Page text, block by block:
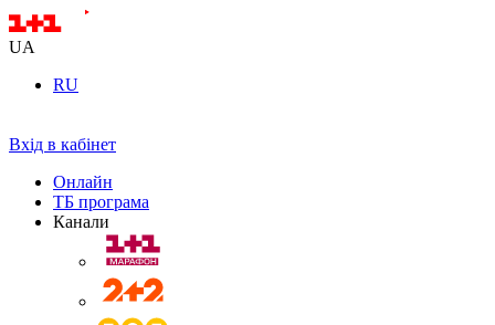
UA
RU
Вхід в кабінет
Онлайн
ТБ програма
Канали